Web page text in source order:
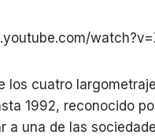
los cuatro
1992, reconocido
a una de las